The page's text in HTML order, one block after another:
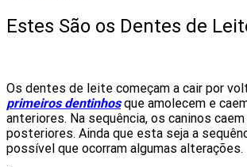
Estes São os Dentes de
Os dentes de leite começam a cair por
primeiros dentinhosque amolecem e
anteriores. Na sequência, os caninos
posteriores. Ainda que esta seja a
possível que ocorram algumas alterações.